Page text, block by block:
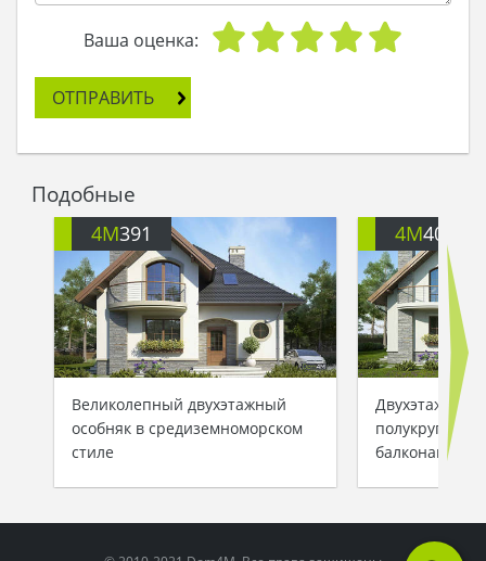
Ваша оценка:
ОТПРАВИТЬ
Подобные
4M391
Великолепный двухэтажный
особняк в средиземноморском
стиле
4M401
Двухэтажный
балконами